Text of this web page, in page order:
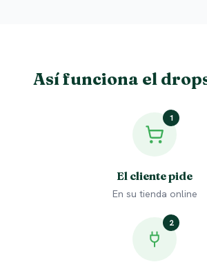
Así funciona el
1
El cliente pide
En su tienda online
2